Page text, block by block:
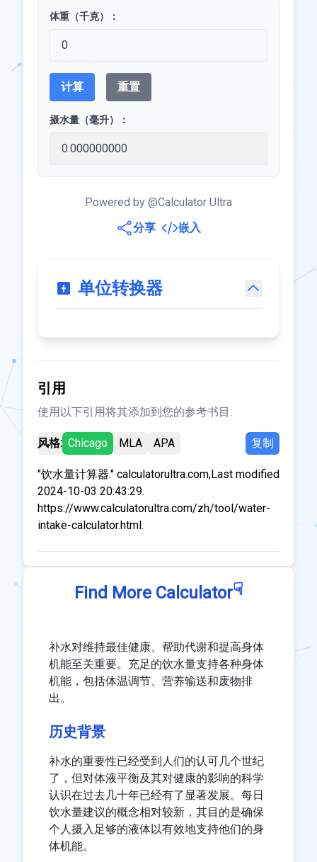
体重（千克）：
计算 重置
摄水量（毫升）：
Powered by @Calculator Ultra
分享
嵌入
单位转换器
引用
使用以下引用将其添加到您的参考书目:
风格: Chicago MLA APA 复制
"饮水量计算器." calculatorultra.com,Last modified
2024-10-03 20:43:29.
https://www.calculatorultra.com/zh/tool/water-
intake-calculator.html.
Find More Calculator☟
补水对维持最佳健康、帮助代谢和提高身体
机能至关重要。充足的饮水量支持各种身体
机能，包括体温调节、营养输送和废物排
出。
历史背景
补水的重要性已经受到人们的认可几个世纪
了，但对体液平衡及其对健康的影响的科学
认识在过去几十年已经有了显著发展。每日
饮水量建议的概念相对较新，其目的是确保
个人摄入足够的液体以有效地支持他们的身
体机能。